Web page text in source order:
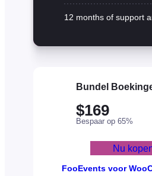
12 months of support
Bundel
$169
Bespaar op 65%
Nu
FooEvents voor